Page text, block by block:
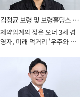
김정균 보령 및 보령홀딩스 대
표이사 사장
제약업계의 젊은 오너 3세 경
영자, 미래 먹거리 '우주와 헬